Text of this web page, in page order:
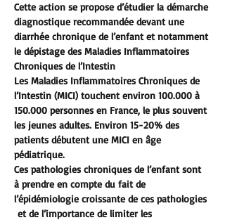
Cette action se propose d’étudier la démarche
diagnostique recommandée devant une
diarrhée chronique de l’enfant et notamment
le dépistage des Maladies Inflammatoires
Chroniques de l’Intestin
Les Maladies Inflammatoires Chroniques de
l’Intestin (MICI) touchent environ 100.000 à
150.000 personnes en France, le plus souvent
les jeunes adultes. Environ 15-20% des
patients débutent une MICI en âge
pédiatrique.
Ces pathologies chroniques de l’enfant sont
à prendre en compte du fait de
l’épidémiologie croissante de ces pathologies
et de l’importance de limiter les